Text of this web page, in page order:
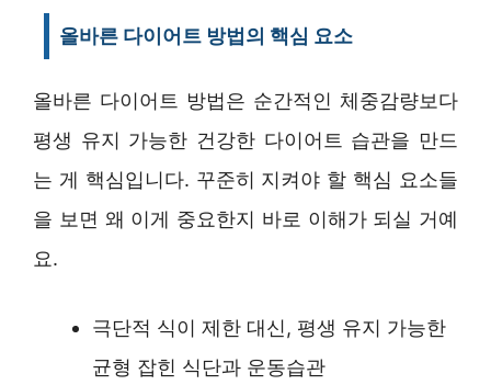
올바른 다이어트 방법의 핵심 요소
올바른 다이어트 방법은 순간적인 체중감량보다
평생 유지 가능한 건강한 다이어트 습관을 만드
는 게 핵심입니다. 꾸준히 지켜야 할 핵심 요소들
을 보면 왜 이게 중요한지 바로 이해가 되실 거예
요.
극단적 식이 제한 대신, 평생 유지 가능한
균형 잡힌 식단과 운동습관